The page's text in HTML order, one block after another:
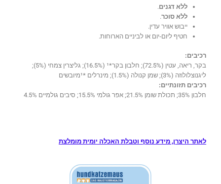
ללא דגנים.
ללא סוכר.
ייבוש אוויר עדין.
חטיף ליום‑יום או לביניים הארוחות.
רכיבים:
בקר, ריאה, עטין (72.5%); חלבון בקר*¹ (16.5%); גליצרין צמחי (5%);
ליגנוצלולוזה (3%); שמן קנולה (1.5%); מינרלים *¹מיובשים
רכיבים תזונתיים:
חלבון 35%; תכולת שומן 21.5%; אפר גולמי 15.5%; סיבים גולמיים 4.5%
לאתר היצרן, מידע נוסף וטבלת האכלה יומית מומלצת